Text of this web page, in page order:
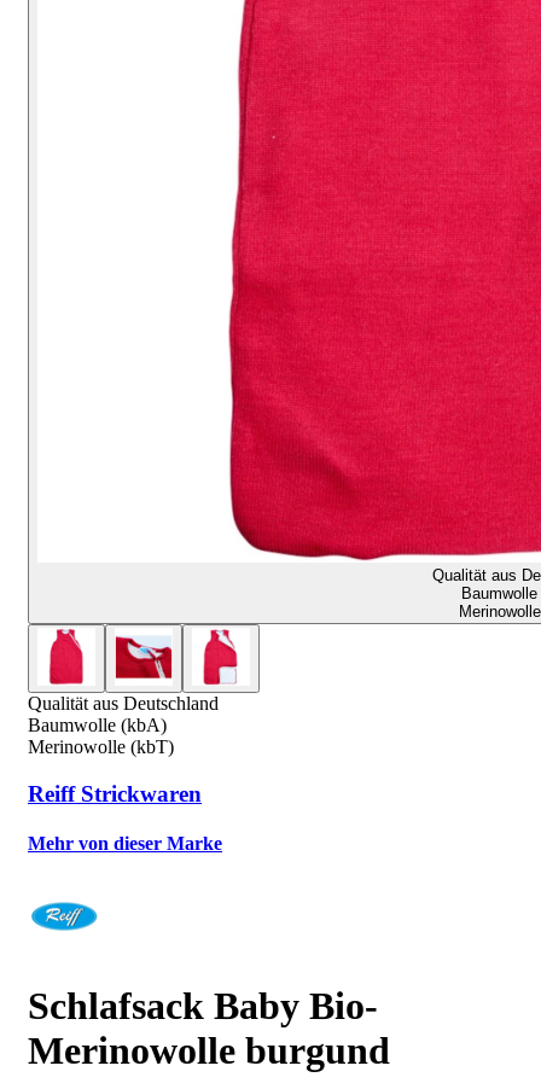
Qualität aus
Qualität aus Deutschland
Baumwolle (kbA)
Merinowolle (kbT)
Reiff Strickwaren
Mehr von dieser Marke
Schlafsack Baby Bio-
Merinowolle burgund